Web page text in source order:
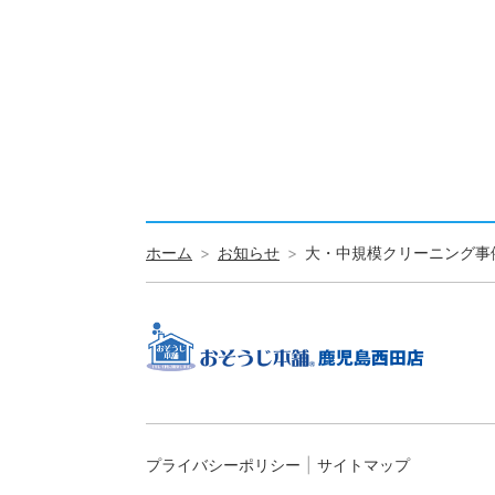
ホーム お知らせ 大・中規模クリーニング事
プライバシーポリシー サイトマップ